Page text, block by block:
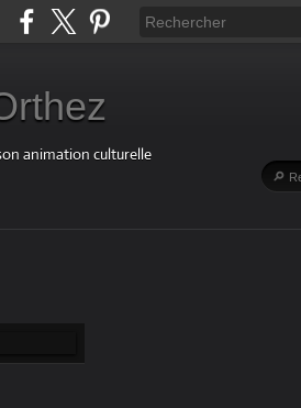
animation culturelle